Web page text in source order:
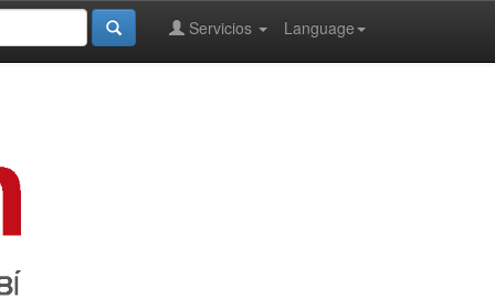
Language
Servicios